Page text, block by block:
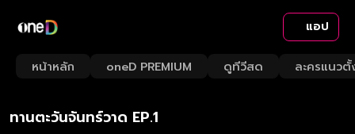
แอป
หน้าหลัก oneD PREMIUM ดูทีวีสด ละครแนวตั้
Loaded:
2.55%
Rate
ทานตะวันจันทร์วาด EP.1